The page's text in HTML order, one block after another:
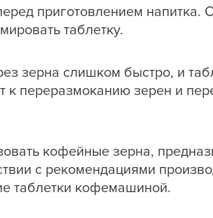
приготовлением
таблетку.
зерна слишком быстро, и
зерен и
кофейные зерна,
с рекомендациями
таблетки кофемашиной.